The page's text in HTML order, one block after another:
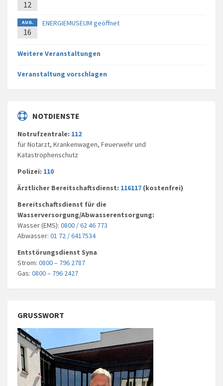
12
AUG.
16
ENERGIEMUSEUM geöffnet
Weitere Veranstaltungen
Veranstaltung vorschlagen
NOTDIENSTE
Notrufzentrale: 112
für Notarzt, Krankenwagen, Feuerwehr und
Katastrophenschutz
Polizei: 110
Ärztlicher Bereitschaftsdienst: 116117 (kostenfrei)
Bereitschaftsdienst für die
Wasserversorgung/Abwasserentsorgung:
Wasser (EMS): 0800 / 62 46 773
Abwasser: 01 72 / 6417534
Entstörungsdienst Syna
Strom: 0800 – 796 2787
Gas: 0800 – 796 2427
GRUSSWORT